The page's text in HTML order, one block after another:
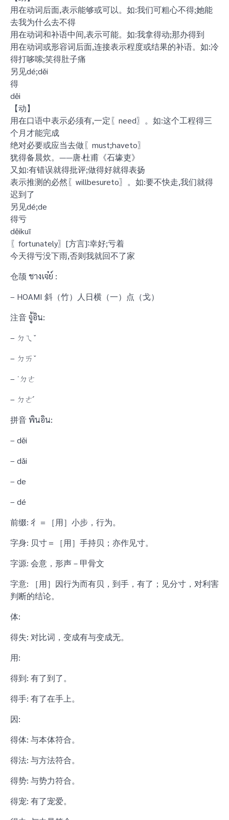
用在动词后面,表示能够或可以。如:我们可粗心不得;她能
去我为什么去不得
用在动词和补语中间,表示可能。如:我拿得动;那办得到
用在动词或形容词后面,连接表示程度或结果的补语。如:冷
得打哆嗦;笑得肚子痛
另见dé;děi
得
děi
【动】
用在口语中表示必须有,一定〖need〗。如:这个工程得三
个月才能完成
绝对必要或应当去做〖must;haveto〗
犹得备晨炊。——唐·杜甫《石壕吏》
又如:有错误就得批评;做得好就得表扬
表示推测的必然〖willbesureto〗。如:要不快走,我们就得
迟到了
另见dé;de
得亏
děikuī
〖fortunately〗[方言]∶幸好;亏着
今天得亏没下雨,否则我就回不了家
仓颉 ชางเจ๋ย์ :
– HOAMI 斜（竹）人日横（一）点（戈）
注音 จู้อิน:
– ㄉㄟˇ
– ㄉㄞˇ
– ˙ㄉㄜ
– ㄉㄜˊ
拼音 พินอิน:
– děi
– dǎi
– de
– dé
前缀: 彳＝［用］小步，行为。
字身: 贝寸＝［用］手持贝；亦作见寸。
字源: 会意，形声－甲骨文
字意: ［用］因行为而有贝，到手，有了；见分寸，对利害
判断的结论。
体:
得失: 对比词，变成有与变成无。
用:
得到: 有了到了。
得手: 有了在手上。
因:
得体: 与本体符合。
得法: 与方法符合。
得势: 与势力符合。
得宠: 有了宠爱。